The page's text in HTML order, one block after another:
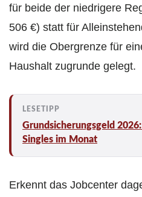
für beide der niedrigere
506 €) statt für
wird die Obergrenze für
Haushalt zugrunde gelegt.
Grundsicherungsgeld
Singles im Monat
Erkennt das Jobcenter